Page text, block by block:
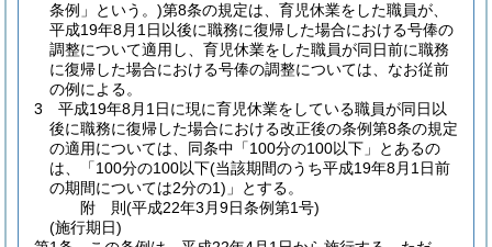
条例」という。)第8条の規定は、育児休業をした職員が、
平成19年8月1日以後に職務に復帰した場合における号俸の
調整について適用し、育児休業をした職員が同日前に職務
に復帰した場合における号俸の調整については、なお従前
の例による。
3
平成19年8月1日に現に育児休業をしている職員が同日以
後に職務に復帰した場合における改正後の条例第8条の規定
の適用については、同条中「100分の100以下」とあるの
は、「100分の100以下(当該期間のうち平成19年8月1日前
の期間については2分の1) 」とする。
附 則(平成22年3月9日条例第1号)
(施行期日)